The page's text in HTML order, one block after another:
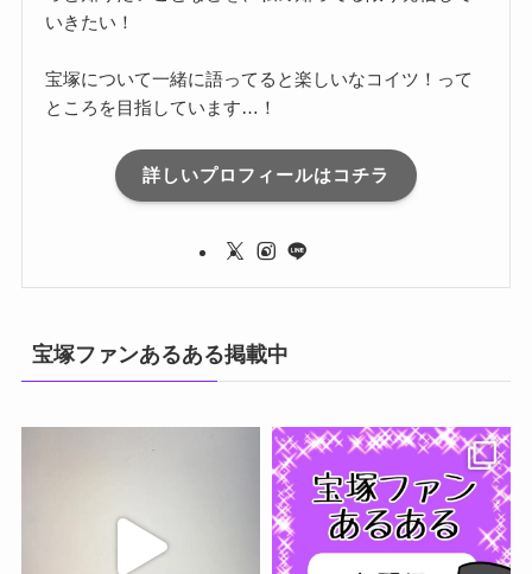
いきたい！
宝塚について一緒に語ってると楽しいなコイツ！って
ところを目指しています…！
詳しいプロフィールはコチラ
宝塚ファンあるある掲載中